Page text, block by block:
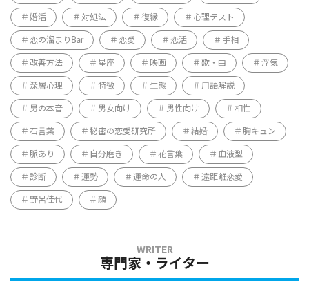
婚活 対処法 復縁 心理テスト
恋の溜まりBar 恋愛 恋活 手相
改善方法 星座 映画 歌・曲 浮気
深層心理 特徴 生態 用語解説
男の本音 男女向け 男性向け 相性
石言葉 秘密の恋愛研究所 結婚 胸キュン
脈あり 自分磨き 花言葉 血液型
診断 運勢 運命の人 遠距離恋愛
野呂佳代 顔
専門家・ライター